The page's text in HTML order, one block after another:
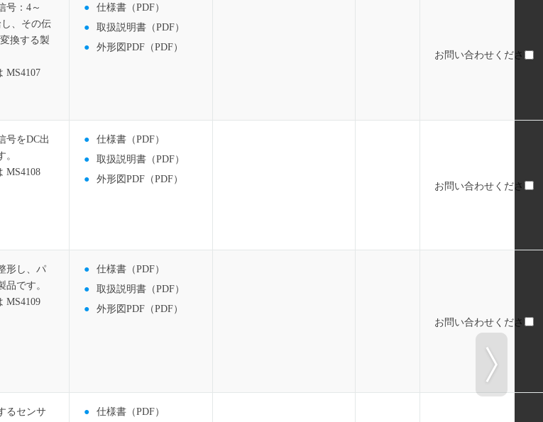
号：4～
、その伝
換する製
MS4107
仕様書（PDF）
取扱説明書（PDF）
外形図PDF（PDF）
お問い合わせください
号をDC出
MS4108
仕様書（PDF）
取扱説明書（PDF）
外形図PDF（PDF）
お問い合わせください
形し、パ
品です。
MS4109
仕様書（PDF）
取扱説明書（PDF）
外形図PDF（PDF）
お問い合わせください
るセンサ
仕様書（PDF）